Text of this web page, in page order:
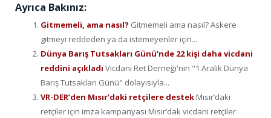
Ayrıca Bakınız:
Gitmemeli, ama nasıl? Gitmemeli ama nasıl? Askere
gitmeyi reddeden ya da istemeyenler için...
Dünya Barış Tutsakları Günü’nde 22 kişi daha vicdani
reddini açıkladı Vicdani Ret Derneği'nin "1 Aralık Dünya
Barış Tutsakları Günü" dolayısıyla...
VR-DER’den Mısır’daki retçilere destek Mısır’daki
retçiler için imza kampanyası Mısır’dak vicdani retçiler